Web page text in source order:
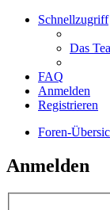
Schnellzugriff
Das
FAQ
Anmelden
Registrieren
Foren-
Anmelden